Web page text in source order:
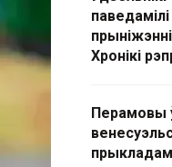
Хронікі
Перамовы
прыкладам